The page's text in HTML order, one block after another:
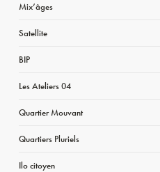
Mix’âges
Satellite
BIP
Les Ateliers 04
Quartier Mouvant
Quartiers Pluriels
Ilo citoyen